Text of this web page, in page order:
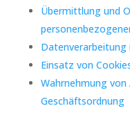
Übermittlung und
Einsatz von
Wahrnehmung
Geschäftsordnung